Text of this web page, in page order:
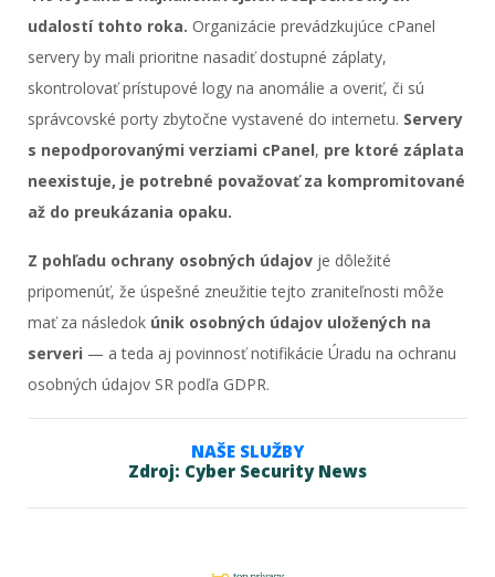
udalostí tohto roka. Organizácie prevádzkujúce cPanel
servery by mali prioritne nasadiť dostupné záplaty,
skontrolovať prístupové logy na anomálie a overiť, či sú
správcovské porty zbytočne vystavené do internetu. Servery
s nepodporovanými verziami cPanel, pre ktoré záplata
neexistuje, je potrebné považovať za kompromitované
až do preukázania opaku.
Z pohľadu ochrany osobných údajov je dôležité
pripomenúť, že úspešné zneužitie tejto zraniteľnosti môže
mať za následok únik osobných údajov uložených na
serveri — a teda aj povinnosť notifikácie Úradu na ochranu
osobných údajov SR podľa GDPR.
NAŠE SLUŽBY
Zdroj: Cyber Security News